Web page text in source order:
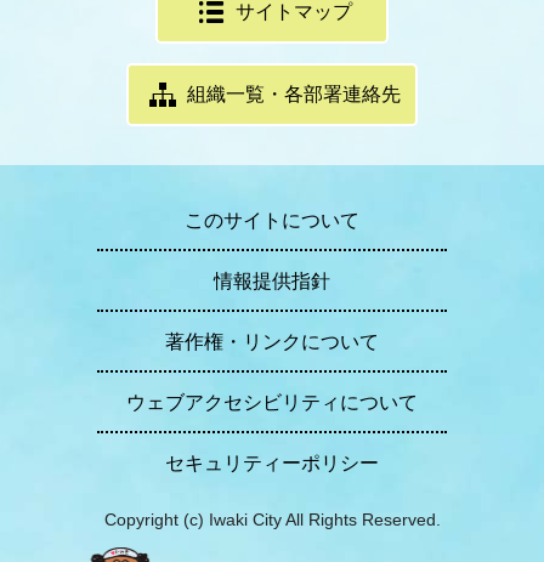
サイトマップ
組織一覧・各部署連絡先
このサイトについて
情報提供指針
著作権・リンクについて
ウェブアクセシビリティについて
セキュリティーポリシー
Copyright (c) Iwaki City All Rights Reserved.